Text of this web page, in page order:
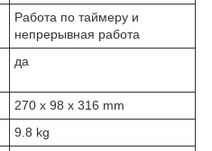
Работа по таймеру и
непрерывная работа
да
270 x 98 x 316 mm
9.8 kg